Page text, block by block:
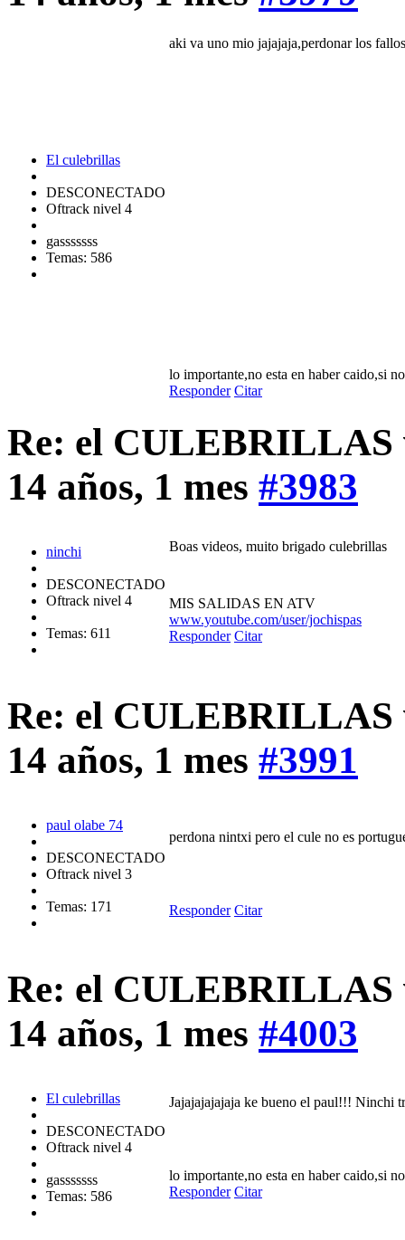
El culebrillas
DESCONECTADO
Oftrack nivel 4
gasssssss
Temas: 586
aki va uno mio jajajaja,perdonar los
lo importante,no esta en haber caido,si
Responder Citar
Re: el CULEBRILLAS
14 años, 1 mes #3983
ninchi
DESCONECTADO
Oftrack nivel 4
Temas: 611
Boas videos, muito brigado culebrillas
MIS SALIDAS EN ATV
www.youtube.com/user/jochispas
Responder Citar
Re: el CULEBRILLAS
14 años, 1 mes #3991
paul olabe 74
DESCONECTADO
Oftrack nivel 3
Temas: 171
perdona nintxi pero el cule no es
Responder Citar
Re: el CULEBRILLAS
14 años, 1 mes #4003
El culebrillas
DESCONECTADO
Oftrack nivel 4
gasssssss
Temas: 586
Jajajajajajaja ke bueno el paul!!! Ninchi
lo importante,no esta en haber caido,si
Responder Citar